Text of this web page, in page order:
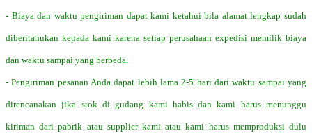
- Biaya dan waktu pengiriman dapat kami ketahui bila alamat lengkap sudah
diberitahukan kepada kami karena setiap perusahaan expedisi memilik biaya
dan waktu sampai yang berbeda.
- Pengiriman pesanan Anda dapat lebih lama 2-5 hari dari waktu sampai yang
direncanakan jika stok di gudang kami habis dan kami harus menunggu
kiriman dari pabrik atau supplier kami atau kami harus memproduksi dulu